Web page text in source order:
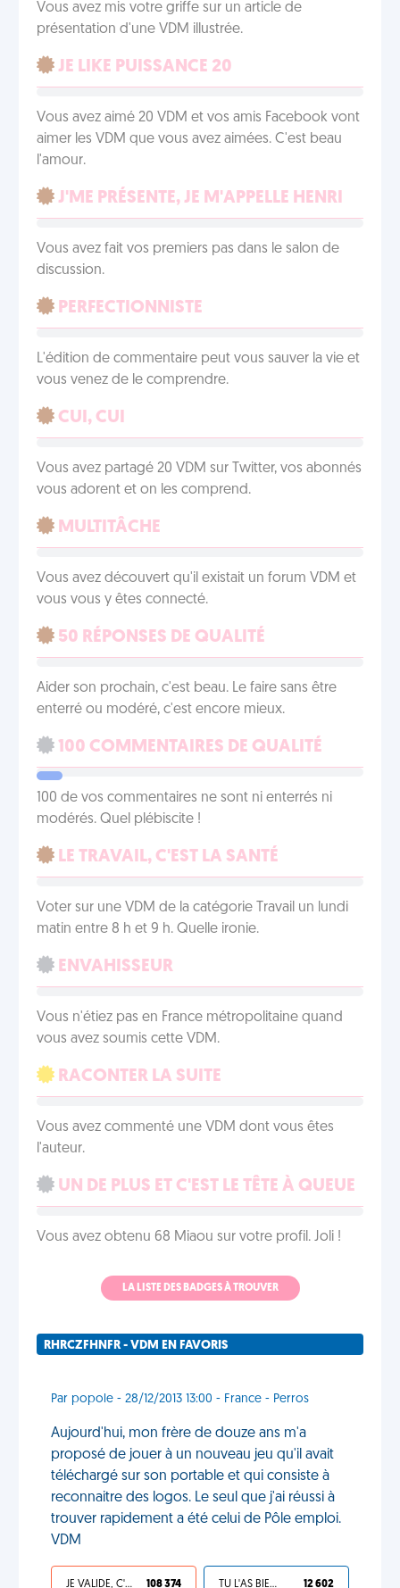
Vous avez mis votre griffe sur un article de
présentation d'une VDM illustrée.
JE LIKE PUISSANCE 20
Vous avez aimé 20 VDM et vos amis Facebook vont
aimer les VDM que vous avez aimées. C'est beau
l'amour.
J'ME PRÉSENTE, JE M'APPELLE HENRI
Vous avez fait vos premiers pas dans le salon de
discussion.
PERFECTIONNISTE
L'édition de commentaire peut vous sauver la vie et
vous venez de le comprendre.
CUI, CUI
Vous avez partagé 20 VDM sur Twitter, vos abonnés
vous adorent et on les comprend.
MULTITÂCHE
Vous avez découvert qu'il existait un forum VDM et
vous vous y êtes connecté.
50 RÉPONSES DE QUALITÉ
Aider son prochain, c'est beau. Le faire sans être
enterré ou modéré, c'est encore mieux.
100 COMMENTAIRES DE QUALITÉ
100 de vos commentaires ne sont ni enterrés ni
modérés. Quel plébiscite !
LE TRAVAIL, C'EST LA SANTÉ
Voter sur une VDM de la catégorie Travail un lundi
matin entre 8 h et 9 h. Quelle ironie.
ENVAHISSEUR
Vous n'étiez pas en France métropolitaine quand
vous avez soumis cette VDM.
RACONTER LA SUITE
Vous avez commenté une VDM dont vous êtes
l'auteur.
UN DE PLUS ET C'EST LE TÊTE À QUEUE
Vous avez obtenu 68 Miaou sur votre profil. Joli !
LA LISTE DES BADGES À TROUVER
RHRCZFHNFR - VDM EN FAVORIS
Par popole - 28/12/2013 13:00 - France - Perros
Aujourd'hui, mon frère de douze ans m'a
proposé de jouer à un nouveau jeu qu'il avait
téléchargé sur son portable et qui consiste à
reconnaitre des logos. Le seul que j'ai réussi à
trouver rapidement a été celui de Pôle emploi.
VDM
JE VALIDE, C'EST UNE VDM 108 374 TU L'AS BIEN MÉRITÉ 12 602